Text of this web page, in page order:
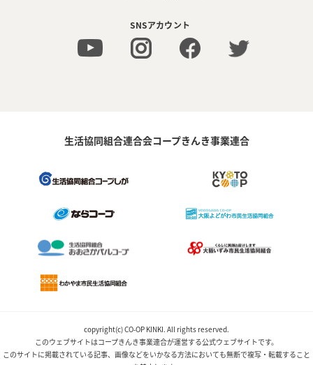
SNSアカウント
生活協同組合連合会コープきんき事業連合
copyright(c) CO-OP KINKI. All rights reserved.
このウェブサイトはコープきんき事業連合が運営する公式ウェブサイトです。
このサイトに掲載されている記事、画像などをいかなる方法においても無断で複写・転載すること